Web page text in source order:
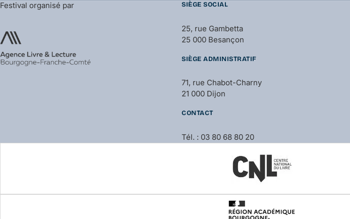
Festival organisé par SIÈGE SOCIAL
25, rue Gambetta
25 000 Besançon
SIÈGE ADMINISTRATIF
71, rue Chabot-Charny
21 000 Dijon
CONTACT
Tél. : 03 80 68 80 20